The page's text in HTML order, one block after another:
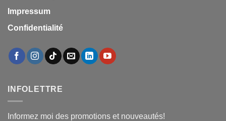
Impressum
Confidentialité
INFOLETTRE
Informez moi des promotions et nouveautés!